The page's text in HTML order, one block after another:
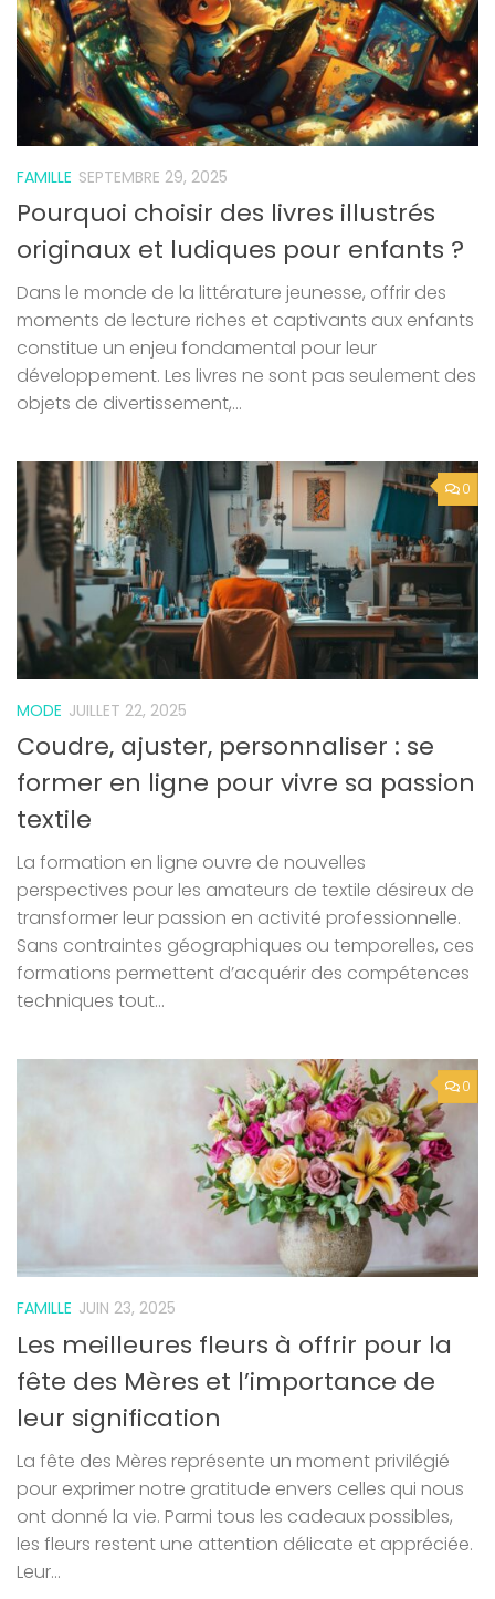
FAMILLE SEPTEMBRE 29, 2025
Pourquoi choisir des livres illustrés
originaux et ludiques pour enfants ?
Dans le monde de la littérature jeunesse, offrir des
moments de lecture riches et captivants aux enfants
constitue un enjeu fondamental pour leur
développement. Les livres ne sont pas seulement des
objets de divertissement,...
0
MODE JUILLET 22, 2025
Coudre, ajuster, personnaliser : se
former en ligne pour vivre sa passion
textile
La formation en ligne ouvre de nouvelles
perspectives pour les amateurs de textile désireux de
transformer leur passion en activité professionnelle.
Sans contraintes géographiques ou temporelles, ces
formations permettent d’acquérir des compétences
techniques tout...
0
FAMILLE JUIN 23, 2025
Les meilleures fleurs à offrir pour la
fête des Mères et l’importance de
leur signification
La fête des Mères représente un moment privilégié
pour exprimer notre gratitude envers celles qui nous
ont donné la vie. Parmi tous les cadeaux possibles,
les fleurs restent une attention délicate et appréciée.
Leur...